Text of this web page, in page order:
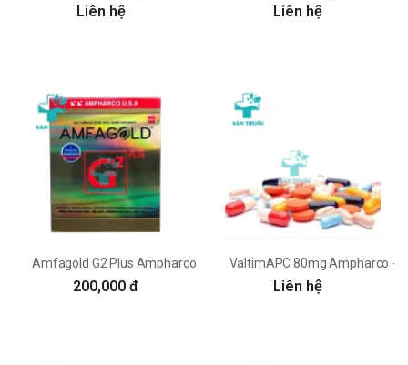
Liên hệ Liên hệ
Amfagold G2 Plus Ampharco - Hỗ trợ tăng cường tuần hoàn não
200,000 đ
ValtimAPC 80mg Ampharco -
Liên hệ